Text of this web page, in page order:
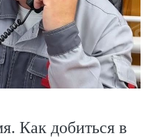
Как добиться в